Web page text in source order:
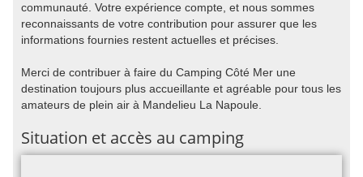
communauté. Votre expérience compte, et nous sommes
reconnaissants de votre contribution pour assurer que les
informations fournies restent actuelles et précises.
Merci de contribuer à faire du Camping Côté Mer une
destination toujours plus accueillante et agréable pour tous les
amateurs de plein air à Mandelieu La Napoule.
Situation et accès au camping